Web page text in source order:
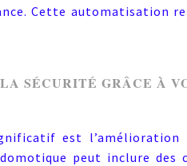
Cette automatisation
SÉCURITÉ GRÂCE À
est
peut inclure des